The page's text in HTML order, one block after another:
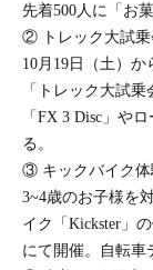
先着500人に「お
② トレック大試乗
10月19日（土）
「トレック大試
「FX 3 Disc」や
る。
③ キックバイク体
3~4歳のお子様を
イク「Kickster」
にて開催。自転車